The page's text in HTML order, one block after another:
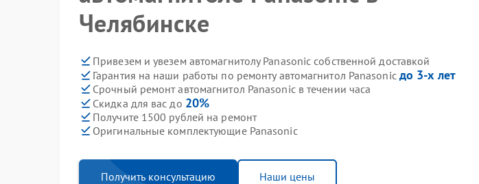
Челябинске
Привезем и увезем автомагнитолу Panasonic собственной доставкой
Гарантия на наши работы по ремонту автомагнитол Panasonic до 3-х лет
Срочный ремонт автомагнитол Panasonic в течении часа
Скидка для вас до 20%
Получите 1500 рублей на ремонт
Оригинальные комплектующие Panasonic
Получить консультацию Наши цены